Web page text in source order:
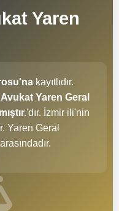
Yaren
kayıtlıdır.
Avukat Yaren Geral
'dır. İzmir ili'nin
Yaren Geral
arasındadır.